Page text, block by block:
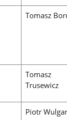
Tomasz
Tomasz
Trusewicz
Piotr